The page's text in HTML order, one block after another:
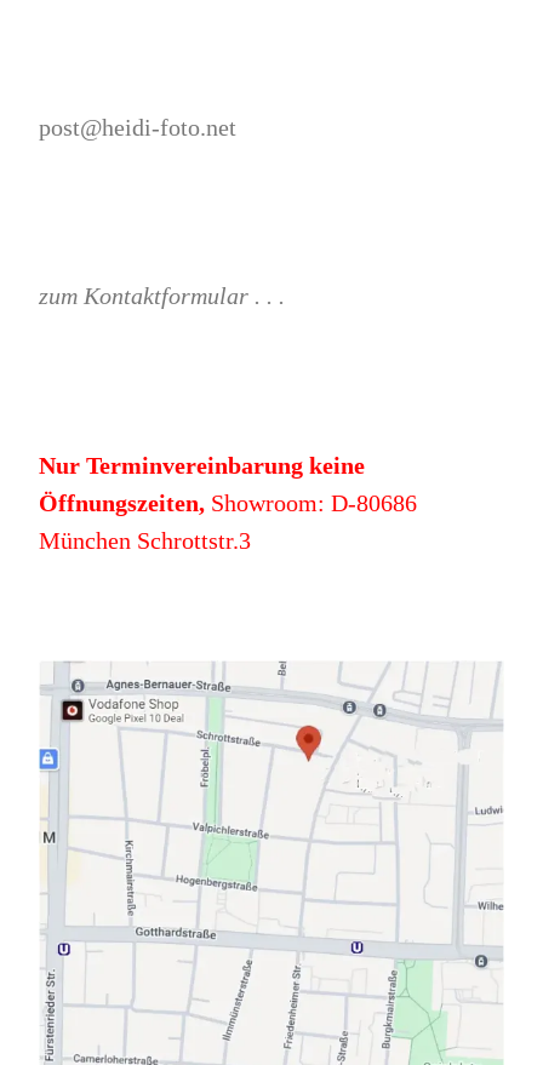
post@heidi-foto.net
zum Kontaktformular . . .
Nur Terminvereinbarung keine
Öffnungszeiten,Showroom: D-80686
München Schrottstr.3